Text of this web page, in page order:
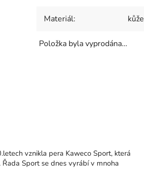
Materiál: kůže
Položka byla vyprodána…
vznikla pera Kaweco Sport, která
Sport se dnes vyrábí v mnoha